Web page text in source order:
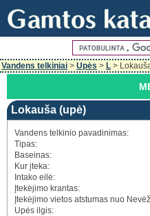
Vandens telkiniai > Upės > L >
Lokauša (upė)
Vandens telkinio pavadinimas:
Tipas:
Baseinas:
Kur įteka:
Intako eilė:
Įtekėjimo krantas:
Įtekėjimo vietos atstumas nuo
Upės ilgis: